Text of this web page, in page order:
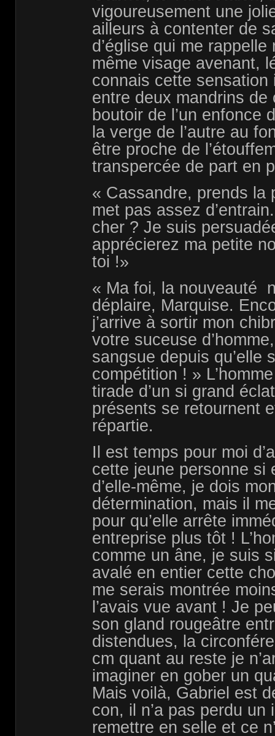
vigoureusement une
ailleurs à contenter de
d’église qui me
même visage avenant,
connais cette sensation
entre deux mandrins de
boutoir de l’un enfonce
la verge de l’autre au
être proche de
transpercée de part en
« Cassandre, prends la
met pas assez
cher ? Je suis
apprécierez ma petite
toi !»
« Ma foi, la nouveauté
déplaire, Marquise.
j’arrive à sortir mon
votre suceuse
sangsue depuis qu’elle
compétition ! »
tirade d’un si grand
présents se retournent
répartie.
Il est temps pour moi
cette jeune personne si
d’elle-même, je dois
détermination, mais il
pour qu’elle arrête
entreprise plus tôt !
comme un âne, je suis
avalé en entier cette
me serais montrée
l’avais vue avant ! Je
son gland rougeâtre
distendues, la
cm quant au reste je
imaginer en gober un
Mais voilà, Gabriel est
con, il n’a pas perdu un
remettre en selle et ce